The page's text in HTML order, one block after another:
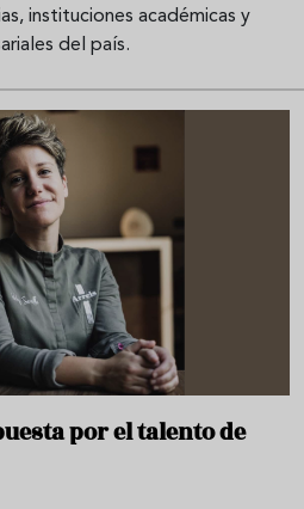
instituciones académicas y
del país.
por el talento de